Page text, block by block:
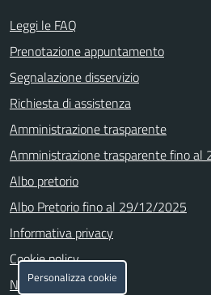
Leggi le FAQ
Prenotazione appuntamento
Segnalazione disservizio
Richiesta di assistenza
Amministrazione trasparente
Amministrazione trasparente fino
Albo pretorio
Albo Pretorio fino al 29/12/2025
Informativa privacy
Cookie policy
Note legali
Personalizza cookie